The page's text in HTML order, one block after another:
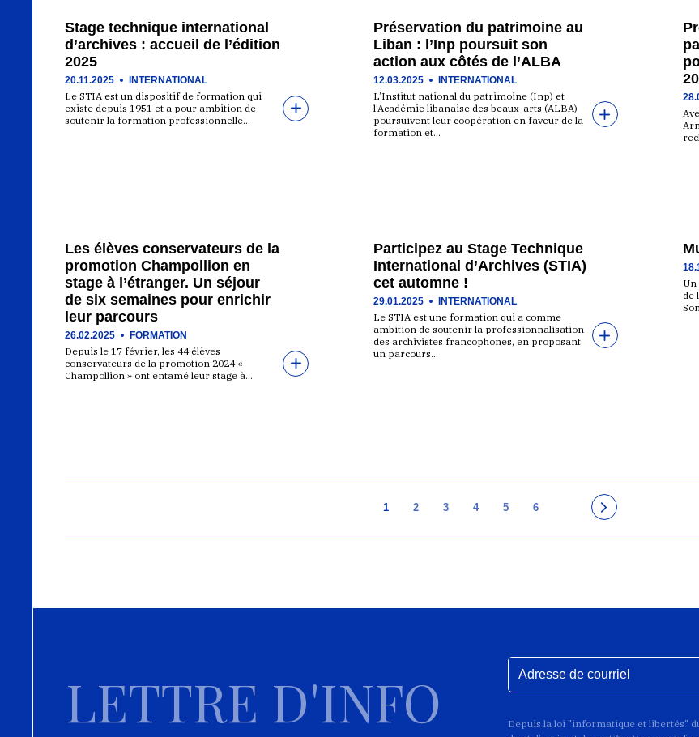
Stage technique international
d’archives : accueil de l’édition
2025
20.11.2025 INTERNATIONAL
Le STIA est un dispositif de formation qui
existe depuis 1951 et a pour ambition de
soutenir la formation professionnelle…
Préservation du patrimoine au
Liban : l’Inp poursuit son
action aux côtés de l’ALBA
12.03.2025 INTERNATIONAL
L’Institut national du patrimoine (Inp) et
l’Académie libanaise des beaux-arts (ALBA)
poursuivent leur coopération en faveur de la
formation et…
Les élèves conservateurs de la
promotion Champollion en
stage à l’étranger. Un séjour
de six semaines pour enrichir
leur parcours
26.02.2025 FORMATION
Depuis le 17 février, les 44 élèves
conservateurs de la promotion 2024 «
Champollion » ont entamé leur stage à…
Participez au Stage Technique
International d’Archives (STIA)
cet automne !
29.01.2025 INTERNATIONAL
Le STIA est une formation qui a comme
ambition de soutenir la professionnalisation
des archivistes francophones, en proposant
un parcours…
de
1 2 3 4 5 6
LETTRE D'INFO
Depuis la loi "informatique et libertés"